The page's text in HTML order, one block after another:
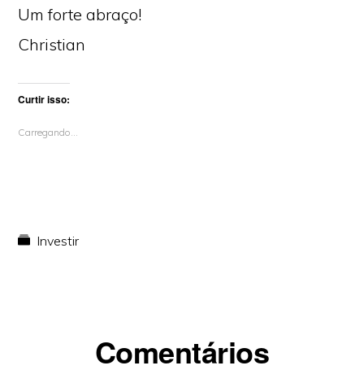
Um forte abraço!
Christian
Curtir isso:
Carregando...
Investir
ReaderComentários